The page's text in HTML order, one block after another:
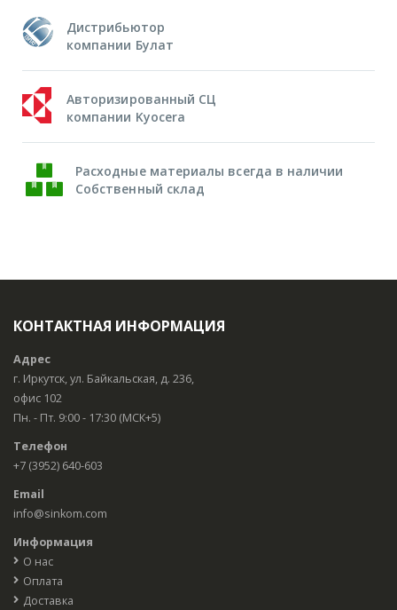
Дистрибьютор
компании Булат
Авторизированный СЦ
компании Kyocera
Расходные материалы всегда в наличии
Собственный склад
КОНТАКТНАЯ ИНФОРМАЦИЯ
Адрес
г. Иркутск, ул. Байкальская, д. 236,
офис 102
Пн. - Пт. 9:00 - 17:30 (МСК+5)
Телефон
+7 (3952) 640-603
Email
info@sinkom.com
Информация
О нас
Оплата
Доставка